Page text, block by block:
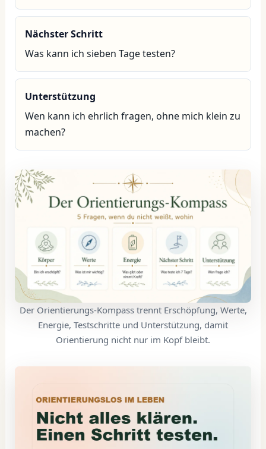
Nächster Schritt
Was kann ich sieben Tage testen?
Unterstützung
Wen kann ich ehrlich fragen, ohne mich klein zu
machen?
Der Orientierungs-Kompass trennt Erschöpfung, Werte,
Energie, Testschritte und Unterstützung, damit
Orientierung nicht nur im Kopf bleibt.